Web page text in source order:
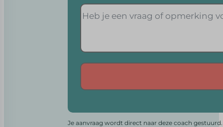
Je aanvraag wordt direct naar deze coach